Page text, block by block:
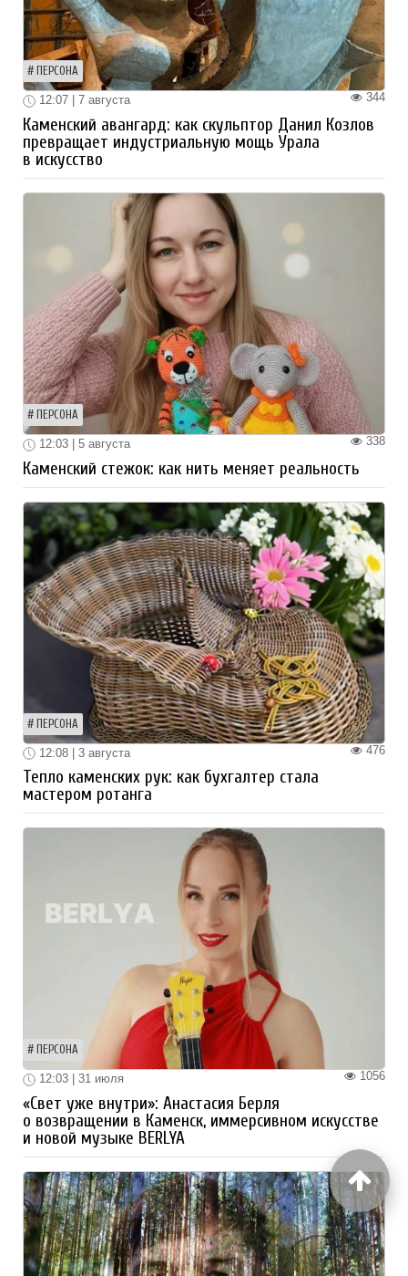
ПЕРСОНА
344
12:07 | 7 августа
Каменский авангард: как скульптор Данил Козлов
превращает индустриальную мощь Урала
в искусство
ПЕРСОНА
338
12:03 | 5 августа
Каменский стежок: как нить меняет реальность
ПЕРСОНА
476
12:08 | 3 августа
Тепло каменских рук: как бухгалтер стала
мастером ротанга
ПЕРСОНА
1056
12:03 | 31 июля
«Свет уже внутри»: Анастасия Берля
о возвращении в Каменск, иммерсивном искусстве
и новой музыке BERLYA